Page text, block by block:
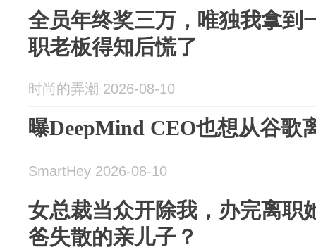
全员年终奖三万，唯独我拿到
职老板得知后慌了
时尚的弄潮 2026-08-10
曝DeepMind CEO也想从谷歌
SmartHey 2026-08-10
女总裁当众开除我，办完离职
爸失散的亲儿子？